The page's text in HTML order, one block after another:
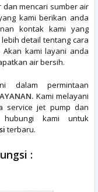
dan mencari sumber air
kami berikan anda
kontak kami yang
detail tentang cara
kami layani anda
air bersih.
dalam permintaan
. Kami melayani
service jet pump dan
kami untuk
terbaru.
: